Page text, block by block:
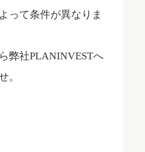
って条件が異なりま
弊社PLANINVESTへ
。